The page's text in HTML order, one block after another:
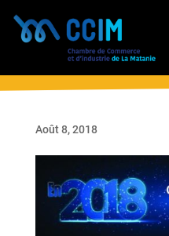
Août 8, 2018